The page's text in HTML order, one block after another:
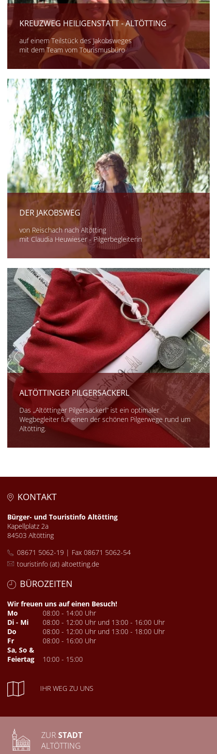
KREUZWEG HEILIGENSTATT - ALTÖTTING
auf einem Teilstück des Jakobsweges
mit dem Team vom Tourismusbüro
DER JAKOBSWEG
von Reischach nach Altötting
mit Claudia Heuwieser - Pilgerbegleiterin
ALTÖTTINGER PILGERSACKERL
Das „Altöttinger Pilgersackerl“ ist ein optimaler
Wegbegleiter für einen der schönen Pilgerwege rund um
Altötting.
KONTAKT
Bürger- und Touristinfo Altötting
Kapellplatz 2a
84503 Altötting
08671 5062-19 | Fax 08671 5062-54
touristinfo (at) altoetting.de
BÜROZEITEN
Wir freuen uns auf einen Besuch!
Mo
08:00 - 14:00 Uhr
Di - Mi
08:00 - 12:00 Uhr und 13:00 - 16:00 Uhr
Do
08:00 - 12:00 Uhr und 13:00 - 18:00 Uhr
Fr
08:00 - 16:00 Uhr
Sa, So &
Feiertag
10:00 - 15:00
IHR WEG ZU UNS
ZUR STADT
ALTÖTTING